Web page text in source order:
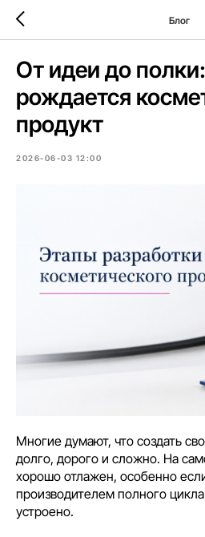
Блог
От идеи до
рождается
продукт
2026-06-03 12:00
Многие думают, что создать
долго, дорого и сложно. На
хорошо отлажен, особенно
производителем полного
устроено.